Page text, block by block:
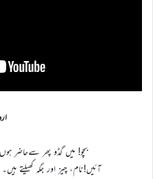
بچو! میں گڈو پھر سےحاضر
آئیں!نام، چیز اور جگہ کھیلتے